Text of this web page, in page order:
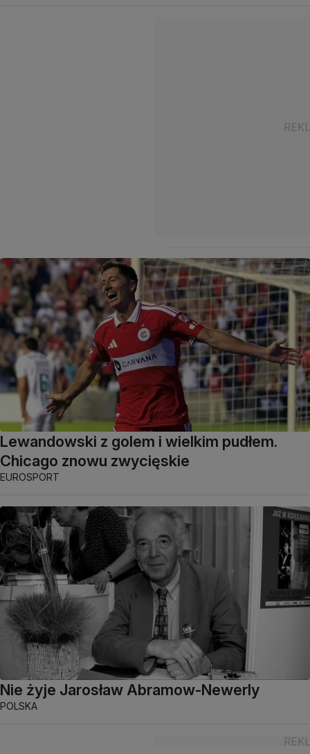
Lewandowski z golem i wielkim pudłem.
Chicago znowu zwycięskie
EUROSPORT
Nie żyje Jarosław Abramow-Newerly
POLSKA